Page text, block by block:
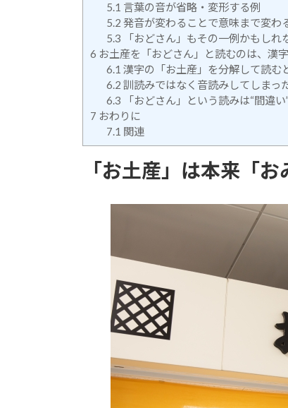
5.1 言葉の音が省略・変形する例
5.2 発音が変わることで意味まで変わ
5.3 「おどさん」もその一例かもしれ
6 お土産を「おどさん」と読むのは、漢
6.1 漢字の「お土産」を分解して読む
6.2 訓読みではなく音読みしてしまっ
6.3 「おどさん」という読みは“間違
7 おわりに
7.1 関連
「お土産」は本来「お